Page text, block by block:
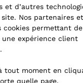
et d’autres
Nos partenaires et
cookies permettant de
expérience client
tout moment en
quelle page.